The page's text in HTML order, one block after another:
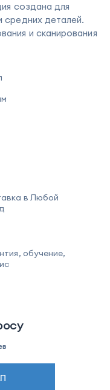
создана для
средних деталей.
и сканирования
в Любой
обучение,